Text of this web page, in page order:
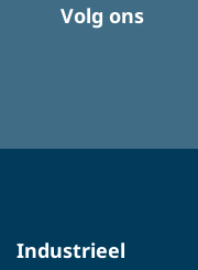
Volg ons
Industrieel